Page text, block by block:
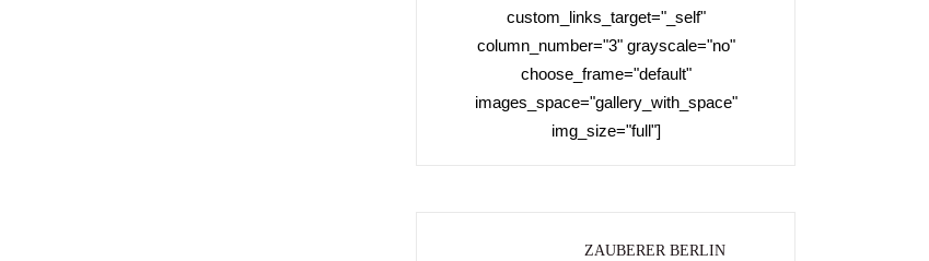
custom_links_target="_self"
column_number="3" grayscale="no"
choose_frame="default"
images_space="gallery_with_space"
img_size="full"]
ZAUBERER BERLIN